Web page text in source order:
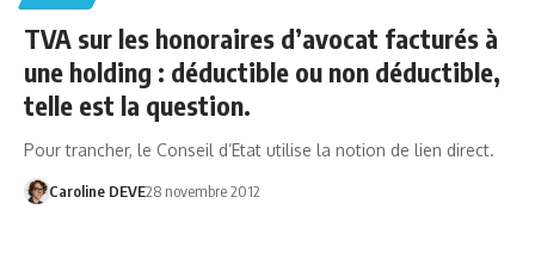
TVA sur les honoraires d’avocat facturés à
une holding : déductible ou non déductible,
telle est la question.
Pour trancher, le Conseil d’Etat utilise la notion de lien direct.
Caroline DEVE28 novembre 2012